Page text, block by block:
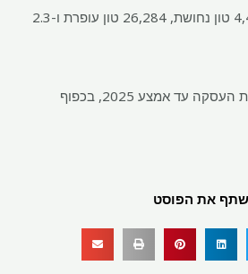
ייצר 76,349 טון אבץ, 4,434 טון נחושת, 26,284 טון עופרת ו-2.3
הצדדים מצפים להשלים את העסקה עד אמצע 2025, בכפוף
הפוסט